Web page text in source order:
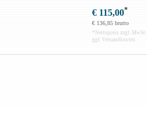
€ 115,00*
€ 136,85 brutto
* Nettopreis zzgl. MwSt.
ggf. Versandkosten